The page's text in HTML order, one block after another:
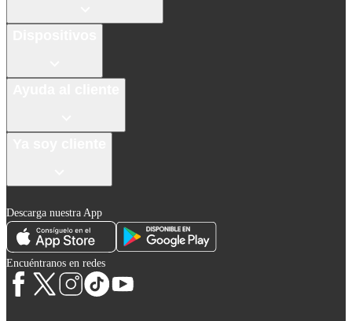
Descarga nuestra App
Encuéntranos en redes